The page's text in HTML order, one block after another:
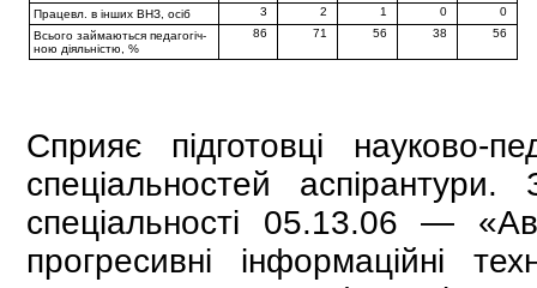
Працевл. в інших ВНЗ, осіб
3 2 1 0
0
Всього займаються педаго­гіч­
ною діяльністю, %
86 71 56 38 56
Сприяє підготовці науково-
спеціальностей
спеціальності 05.13.06 —
прогресивні інформаційні